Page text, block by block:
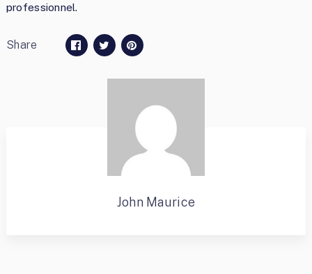
professionnel.
Share
John Maurice